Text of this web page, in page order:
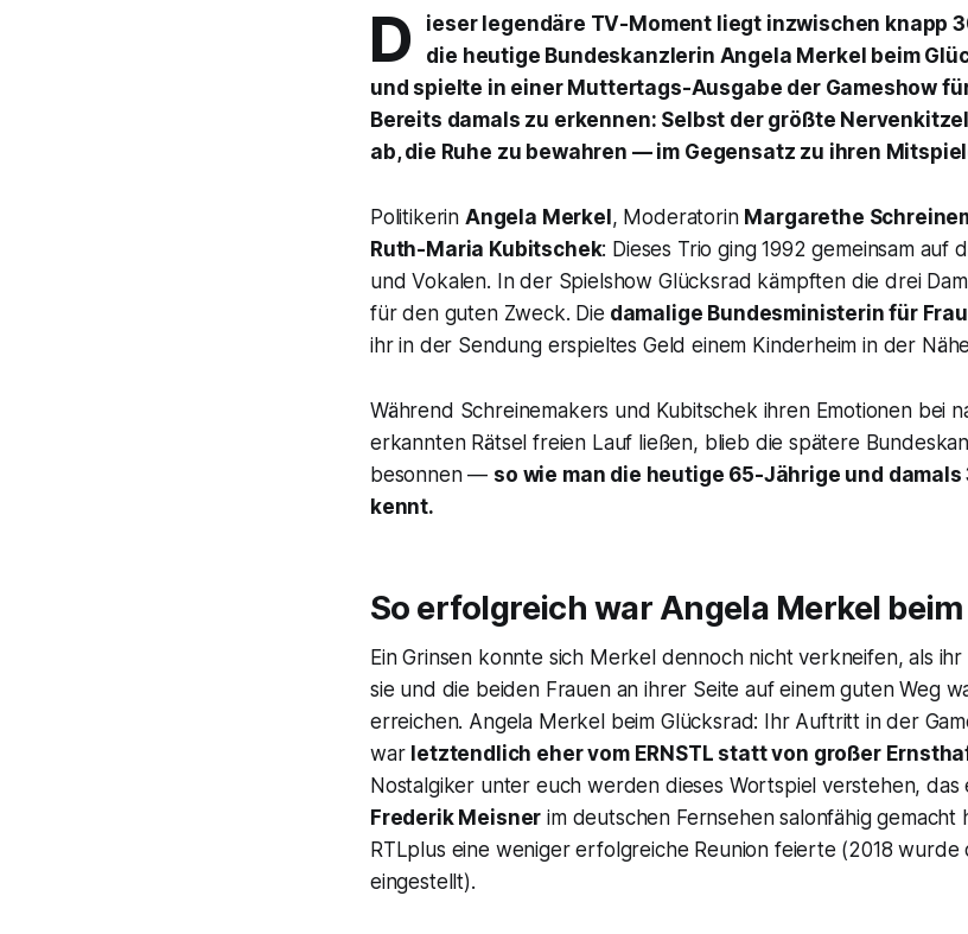
D
ieser legendäre TV-Moment liegt inzwischen knapp
die heutige Bundeskanzlerin Angela Merkel beim
und spielte in einer Muttertags-Ausgabe der Gameshow
Bereits damals zu erkennen: Selbst der größte
ab, die Ruhe zu bewahren — im Gegensatz zu ihren
Politikerin Angela Merkel , Moderatorin Margarethe
Ruth-Maria Kubitschek: Dieses Trio ging 1992 gemeinsam auf
und Vokalen. In der Spielshow Glücksrad kämpften die drei
für den guten Zweck. Die damalige Bundesministerin für
ihr in der Sendung erspieltes Geld einem Kinderheim in der
Während Schreinemakers und Kubitschek ihren Emotionen bei
erkannten Rätsel freien Lauf ließen, blieb die spätere
besonnen — so wie man die heutige 65-Jährige und
kennt.
So erfolgreich war Angela Merkel
Ein Grinsen konnte sich Merkel dennoch nicht verkneifen, als
sie und die beiden Frauen an ihrer Seite auf einem guten Weg
erreichen. Angela Merkel beim Glücksrad: Ihr Auftritt in der
war letztendlich eher vom ERNSTL statt von großer
Nostalgiker unter euch werden dieses Wortspiel verstehen, das
Frederik Meisner im deutschen Fernsehen salonfähig gemacht
RTLplus eine weniger erfolgreiche Reunion feierte (2018 wurde
eingestellt).